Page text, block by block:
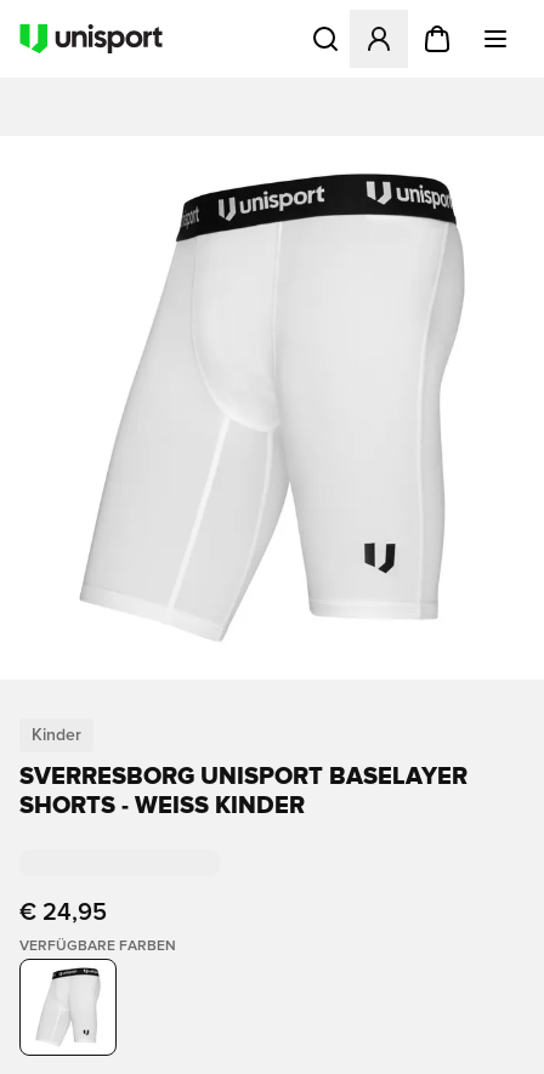
Öffnet ein Fenster zum
Kinder
SVERRESBORG UNISPORT BASELAYER
SHORTS - WEISS KINDER
€ 24,95
VERFÜGBARE FARBEN